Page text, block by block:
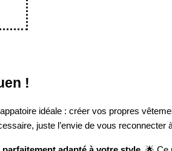
!
idéale : créer vos propres
juste l’envie de vous reconnecter